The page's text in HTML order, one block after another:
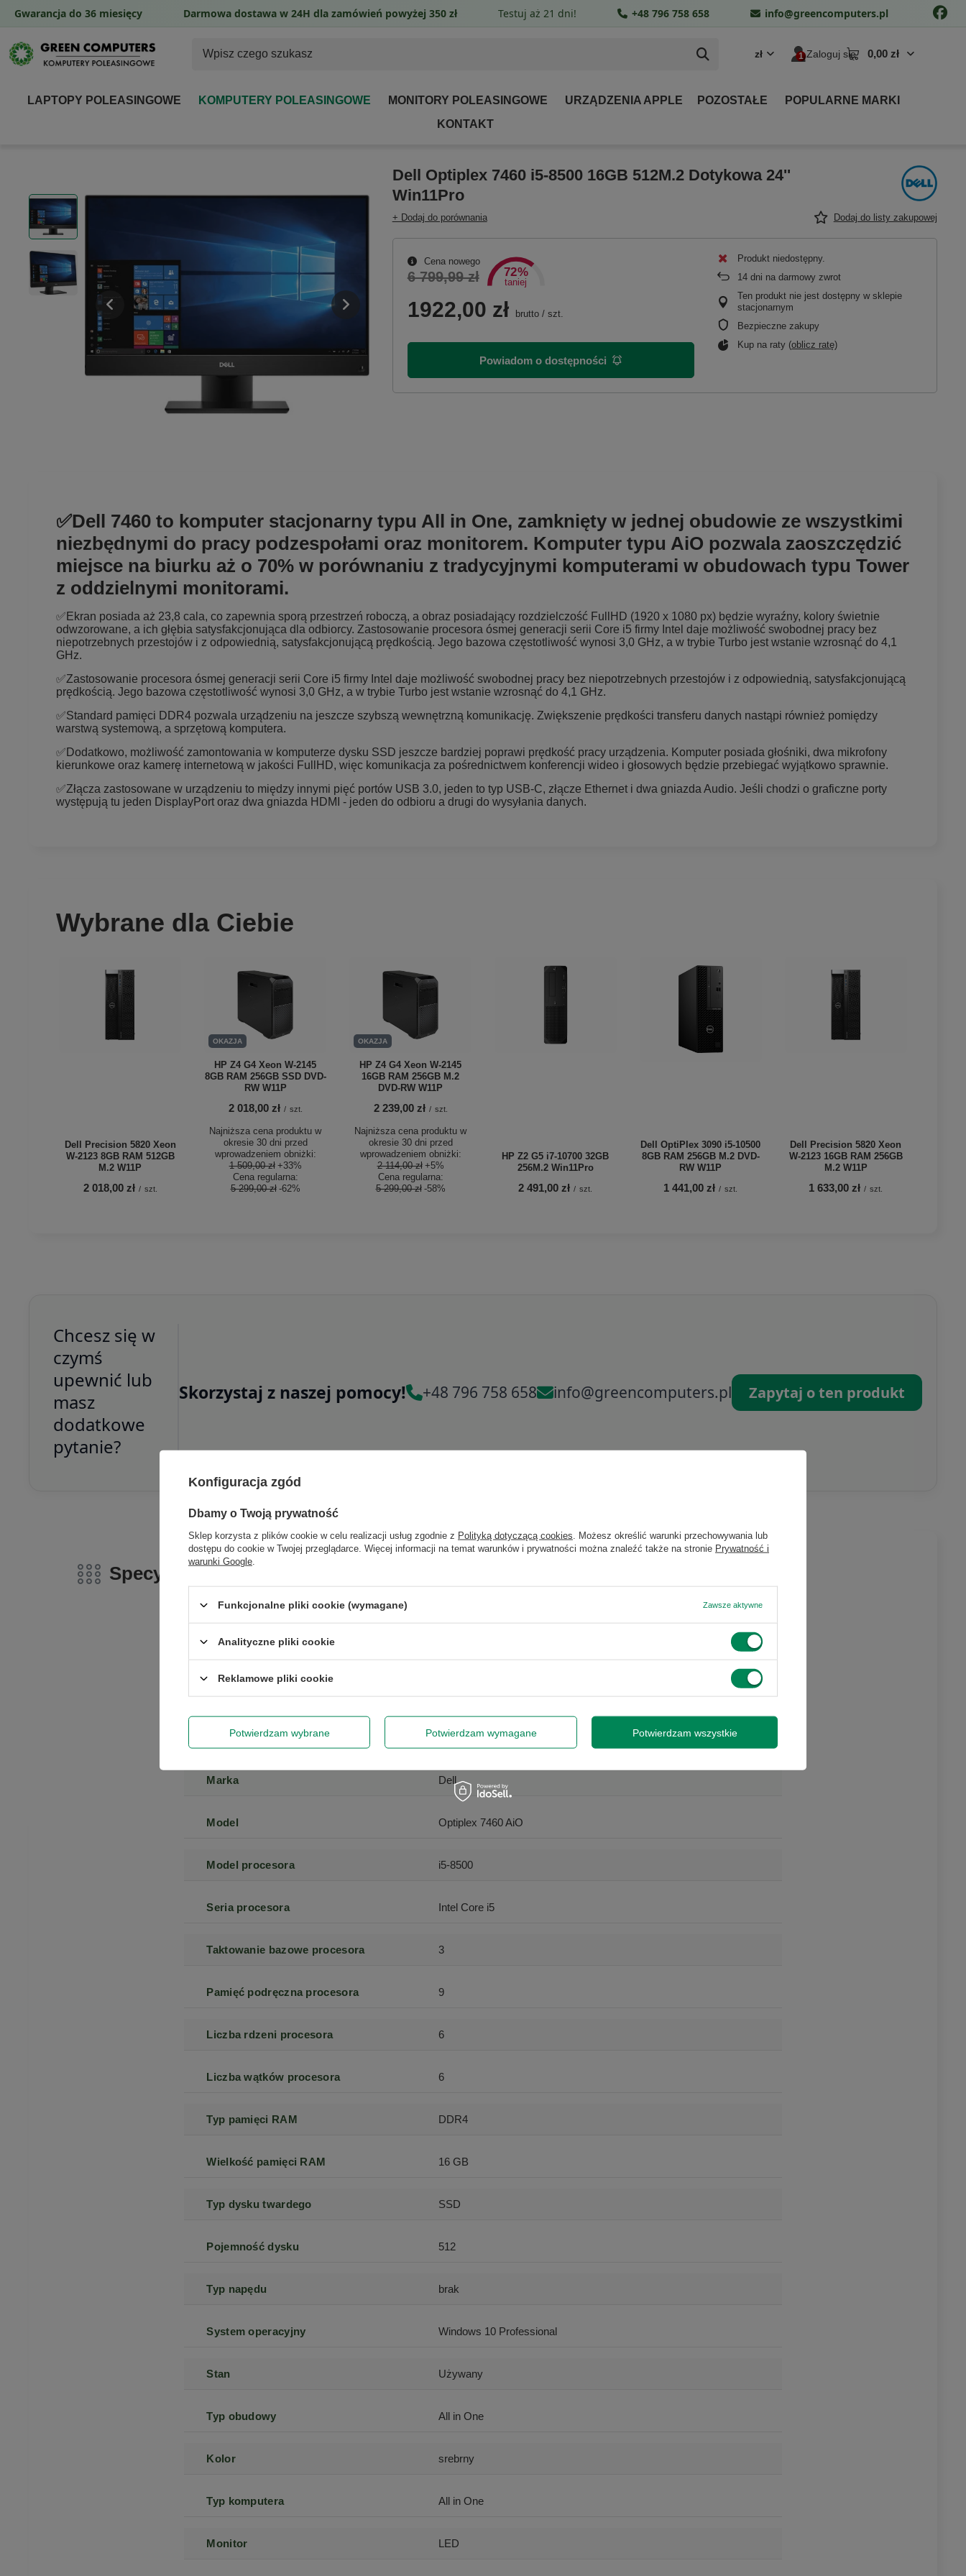
zł Zaloguj się 0,00 zł
LAPTOPY POLEASINGOWE KOMPUTERY POLEASINGOWE MONITORY POLEASINGOWE URZĄDZENIA APPLE POZOSTAŁE
POPULARNE MARKI
KONTAKT
Dell Optiplex 7460 i5-8500 16GB 512M.2 Dotykowa 24''
Win11Pro
+ Dodaj do porównania Dodaj do listy zakupowej
Cena nowego
6 799,99 zł 72%
taniej
1922,00 zł brutto/ szt.
Powiadom o dostępności
Produkt niedostępny
14 dni na darmowy zwrot
Ten produkt nie jest dostępny w sklepie
stacjonarnym
Bezpieczne zakupy
Kup na raty (oblicz ratę)
✅Dell 7460 to komputer stacjonarny typu All in One, zamknięty w jednej obudowie ze wszystkimi
niezbędnymi do pracy podzespołami oraz monitorem. Komputer typu AiO pozwala zaoszczędzić
miejsce na biurku aż o 70% w porównaniu z tradycyjnymi komputerami w obudowach typu Tower
z oddzielnymi monitorami.
✅Ekran posiada aż 23,8 cala, co zapewnia sporą przestrzeń roboczą, a obraz posiadający rozdzielczość FullHD (1920 x 1080 px) będzie wyraźny, kolory świetnie
odwzorowane, a ich głębia satysfakcjonująca dla odbiorcy. Zastosowanie procesora ósmej generacji serii Core i5 firmy Intel daje możliwość swobodnej pracy bez
niepotrzebnych przestojów i z odpowiednią, satysfakcjonującą prędkością. Jego bazowa częstotliwość wynosi 3,0 GHz, a w trybie Turbo jest wstanie wzrosnąć do 4,1
GHz.
✅Zastosowanie procesora ósmej generacji serii Core i5 firmy Intel daje możliwość swobodnej pracy bez niepotrzebnych przestojów i z odpowiednią, satysfakcjonującą
prędkością. Jego bazowa częstotliwość wynosi 3,0 GHz, a w trybie Turbo jest wstanie wzrosnąć do 4,1 GHz.
✅Standard pamięci DDR4 pozwala urządzeniu na jeszcze szybszą wewnętrzną komunikację. Zwiększenie prędkości transferu danych nastąpi również pomiędzy
warstwą systemową, a sprzętową komputera.
✅Dodatkowo, możliwość zamontowania w komputerze dysku SSD jeszcze bardziej poprawi prędkość pracy urządzenia. Komputer posiada głośniki, dwa mikrofony
kierunkowe oraz kamerę internetową w jakości FullHD, więc komunikacja za pośrednictwem konferencji wideo i głosowych będzie przebiegać wyjątkowo sprawnie.
✅Złącza zastosowane w urządzeniu to między innymi pięć portów USB 3.0, jeden to typ USB-C, złącze Ethernet i dwa gniazda Audio. Jeśli chodzi o graficzne porty
występują tu jeden DisplayPort oraz dwa gniazda HDMI - jeden do odbioru a drugi do wysyłania danych.
Wybrane dla Ciebie
Dell Precision 5820 Xeon
W-2123 8GB RAM 512GB
M.2 W11P
2 018,00 zł / szt.
OKAZJA
HP Z4 G4 Xeon W-2145
8GB RAM 256GB SSD DVD-
RW W11P
2 018,00 zł / szt.
Najniższa cena produktu w
okresie 30 dni przed
wprowadzeniem obniżki:
1 509,00 zł +33%
Cena regularna:
5 299,00 zł -62%
OKAZJA
HP Z4 G4 Xeon W-2145
16GB RAM 256GB M.2
DVD-RW W11P
2 239,00 zł / szt.
Najniższa cena produktu w
okresie 30 dni przed
wprowadzeniem obniżki:
2 114,00 zł +5%
Cena regularna:
5 299,00 zł -58%
HP Z2 G5 i7-10700 32GB
256M.2 Win11Pro
2 491,00 zł / szt.
Dell OptiPlex 3090 i5-10500
8GB RAM 256GB M.2 DVD-
RW W11P
1 441,00 zł / szt.
Dell Precision 5820 Xeon
W-2123 16GB RAM 256GB
M.2 W11P
1 633,00 zł / szt.
Chcesz się w
czymś
upewnić lub
masz
dodatkowe
pytanie?
Skorzystaj z naszej pomocy! +48 796 758 658 info@greencomputers.pl Zapytaj o ten produkt
Specyfikacja
Gwarancja Gwarancja na 12 miesięcy
Marka Dell
Model Optiplex 7460 AiO
Model procesora i5-8500
Seria procesora Intel Core i5
Taktowanie bazowe procesora 3
Pamięć podręczna procesora 9
Liczba rdzeni procesora 6
Liczba wątków procesora 6
Typ pamięci RAM DDR4
Wielkość pamięci RAM 16 GB
Typ dysku twardego SSD
Pojemność dysku 512
Typ napędu brak
System operacyjny Windows 10 Professional
Stan Używany
Typ obudowy All in One
Kolor srebrny
Typ komputera All in One
Monitor LED
Gwarancja do 36 miesięcy Darmowa dostawa w 24H dla zamówień powyżej 350 zł Testuj aż 21 dni! +48 796 758 658 info@greencomputers.pl
Konfiguracja zgód
Dbamy o Twoją prywatność
Sklep korzysta z plików cookie w celu realizacji usług zgodnie z Polityką dotyczącą cookies . Możesz określić warunki przechowywania lub
dostępu do cookie w Twojej przeglądarce. Więcej informacji na temat warunków i prywatności można znaleźć także na stronie Prywatność i
warunki Google
Funkcjonalne pliki cookie (wymagane) Zawsze aktywne
Analityczne pliki cookie
Reklamowe pliki cookie
Potwierdzam wybrane Potwierdzam wymagane Potwierdzam wszystkie